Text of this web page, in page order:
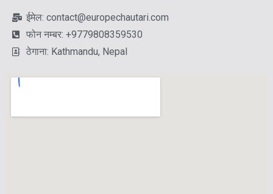
ईमेल: contact@europechautari.com
फोन नम्बर: +9779808359530
ठेगाना: Kathmandu, Nepal